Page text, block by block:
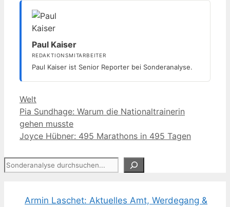
Paul Kaiser
REDAKTIONSMITARBEITER
Paul Kaiser ist Senior Reporter bei Sonderanalyse.
Kategorien
Welt
Pia Sundhage: Warum die Nationaltrainerin
gehen musste
Joyce Hübner: 495 Marathons in 495 Tagen
Suchen
Armin Laschet: Aktuelles Amt, Werdegang &